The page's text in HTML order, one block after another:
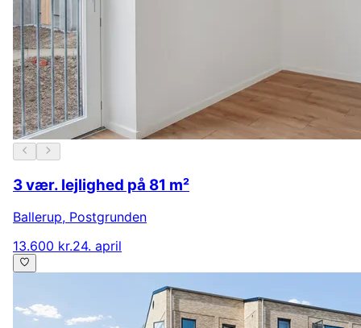
3 vær. lejlighed på 81 m²
Ballerup, Postgrunden
13.600 kr.24. april